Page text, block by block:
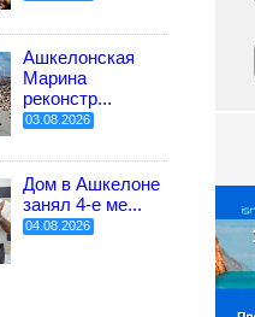
Ашкелонская
Марина
реконстр...
03.08.2026
Дом в Ашкелоне
занял 4-е ме...
04.08.2026